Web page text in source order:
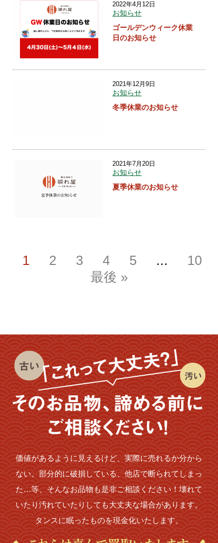
2022年4月12日
お知らせ
ゴールデンウィーク休業
日のお知らせ
2021年12月9日
お知らせ
冬季休業のお知らせ
2021年7月20日
お知らせ
夏季休業のお知らせ
1 2 3 4 5 ...
10
最後 »
価値があるように見えるけど、実際に売れるか分から
ない。部分的に破損している、他店で断られてしまっ
た…等、そんなお品物も是非ご相談ください！壊れて
いたり汚れていたりしても大丈夫な場合があります。
タンスに眠ったものを現金化いたします。